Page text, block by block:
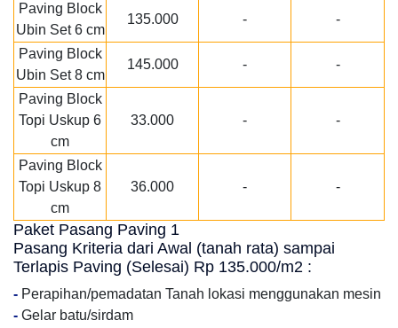
Paving Block
Ubin Set 6 cm
135.000 - -
Paving Block
Ubin Set 8 cm
145.000 - -
Paving Block
Topi Uskup 6
cm
33.000 - -
Paving Block
Topi Uskup 8
cm
36.000 - -
Paket Pasang Paving 1
Pasang Kriteria dari Awal (tanah rata) sampai
Terlapis Paving (Selesai) Rp 135.000/m2 :
- Perapihan/pemadatan Tanah lokasi menggunakan mesin
- Gelar batu/sirdam